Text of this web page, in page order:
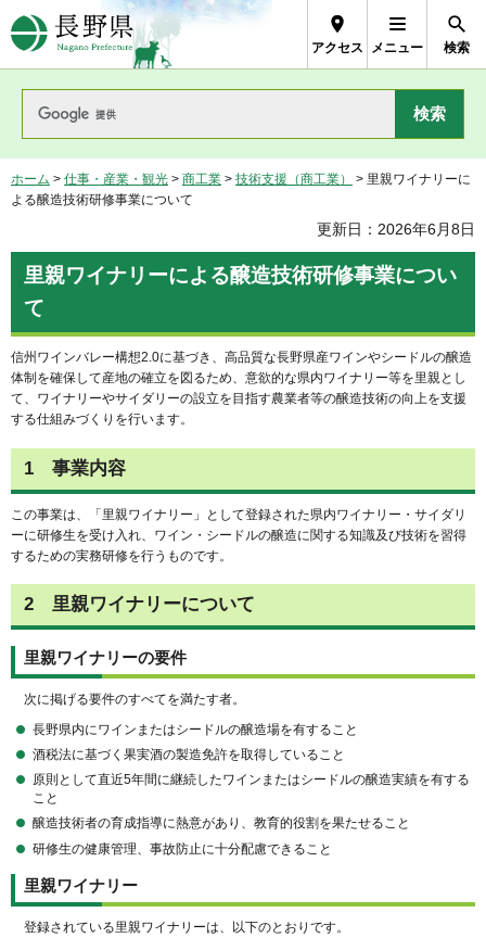
長野県Nagano Prefecture
アクセス メニュー 検索
ホーム > 仕事・産業・観光 > 商工業 > 技術支援（商工業）
> 里親ワイナリーに
よる醸造技術研修事業について
更新日：2026年6月8日
里親ワイナリーによる醸造技術研修事業につい
て
信州ワインバレー構想2.0に基づき、高品質な長野県産ワインやシードルの醸造
体制を確保して産地の確立を図るため、意欲的な県内ワイナリー等を里親とし
て、ワイナリーやサイダリーの設立を目指す農業者等の醸造技術の向上を支援
する仕組みづくりを行います。
1 事業内容
この事業は、「里親ワイナリー」として登録された県内ワイナリー・サイダリ
ーに研修生を受け入れ、ワイン・シードルの醸造に関する知識及び技術を習得
するための実務研修を行うものです。
2 里親ワイナリーについて
里親ワイナリーの要件
次に掲げる要件のすべてを満たす者。
長野県内にワインまたはシードルの醸造場を有すること
酒税法に基づく果実酒の製造免許を取得していること
原則として直近5年間に継続したワインまたはシードルの醸造実績を有する
こと
醸造技術者の育成指導に熱意があり、教育的役割を果たせること
研修生の健康管理、事故防止に十分配慮できること
里親ワイナリー
登録されている里親ワイナリーは、以下のとおりです。